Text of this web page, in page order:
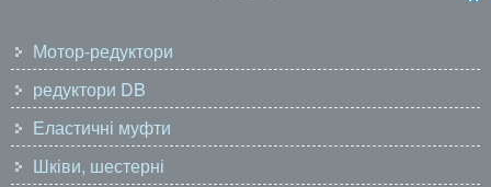
Мотор-редуктори
редуктори DB
Еластичні муфти
Шківи, шестерні